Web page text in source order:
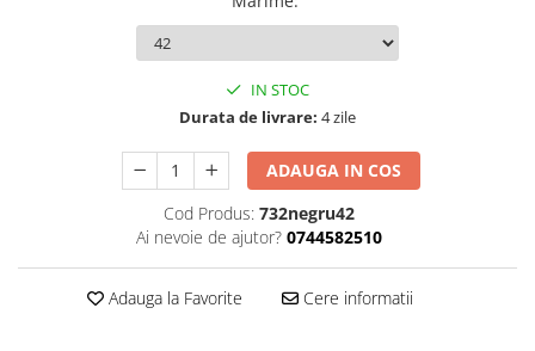
IN STOC
Durata de livrare: 4 zile
ADAUGA IN COS
Cod Produs: 732negru42
Ai nevoie de ajutor? 0744582510
Adauga la Favorite Cere informatii